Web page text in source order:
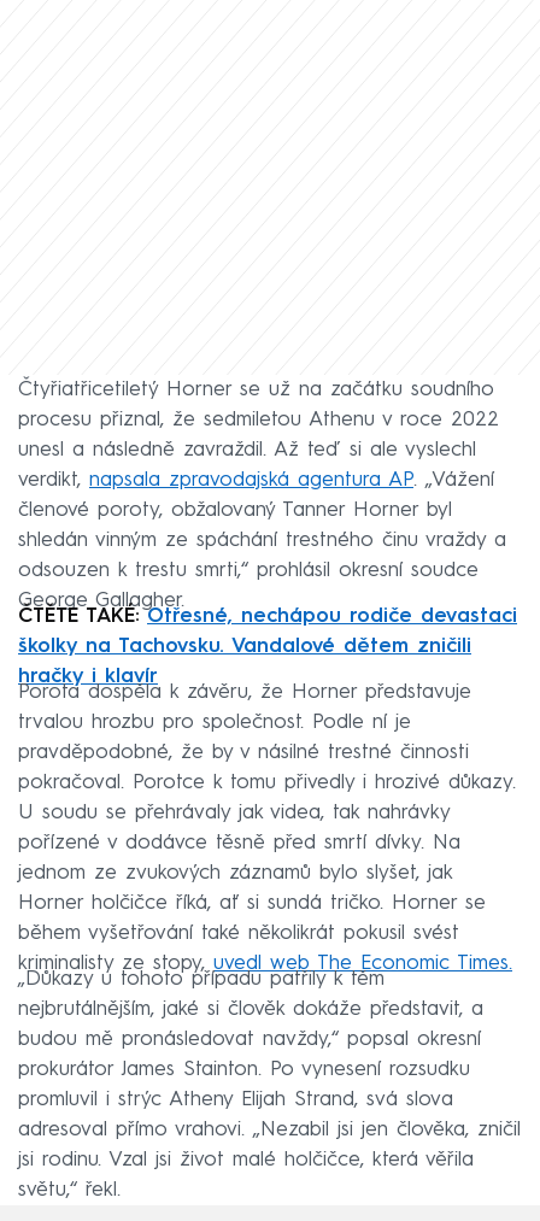
Čtyřiatřicetiletý Horner se už na začátku soudního
procesu přiznal, že sedmiletou Athenu v roce 2022
unesl a následně zavraždil. Až teď si ale vyslechl
verdikt, napsala zpravodajská agentura AP. „Vážení
členové poroty, obžalovaný Tanner Horner byl
shledán vinným ze spáchání trestného činu vraždy a
odsouzen k trestu smrti,“ prohlásil okresní soudce
George Gallagher.
ČTĚTE TAKÉ:Otřesné, nechápou rodiče devastaci
školky na Tachovsku. Vandalové dětem zničili
hračky i klavír
Porota dospěla k závěru, že Horner představuje
trvalou hrozbu pro společnost. Podle ní je
pravděpodobné, že by v násilné trestné činnosti
pokračoval. Porotce k tomu přivedly i hrozivé důkazy.
U soudu se přehrávaly jak videa, tak nahrávky
pořízené v dodávce těsně před smrtí dívky. Na
jednom ze zvukových záznamů bylo slyšet, jak
Horner holčičce říká, ať si sundá tričko. Horner se
během vyšetřování také několikrát pokusil svést
kriminalisty ze stopy, uvedl web The Economic Times.
„Důkazy u tohoto případu patřily k těm
nejbrutálnějším, jaké si člověk dokáže představit, a
budou mě pronásledovat navždy,“ popsal okresní
prokurátor James Stainton. Po vynesení rozsudku
promluvil i strýc Atheny Elijah Strand, svá slova
adresoval přímo vrahovi. „Nezabil jsi jen člověka, zničil
jsi rodinu. Vzal jsi život malé holčičce, která věřila
světu,“ řekl.